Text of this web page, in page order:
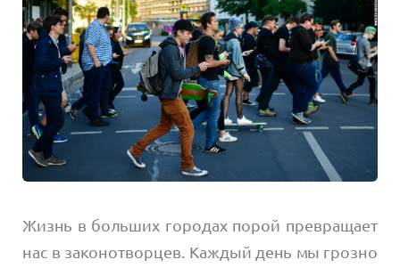
Жизнь в больших городах порой превращает
нас в законотворцев. Каждый день мы грозно